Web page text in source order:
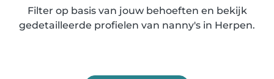
Filter op basis van jouw behoeften en bekijk
gedetailleerde profielen van nanny's in Herpen.